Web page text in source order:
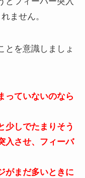
ません。
とを意識しましょ
っていないのなら
少しでたまりそう
入させ、フィーバ
がまだ多いときに